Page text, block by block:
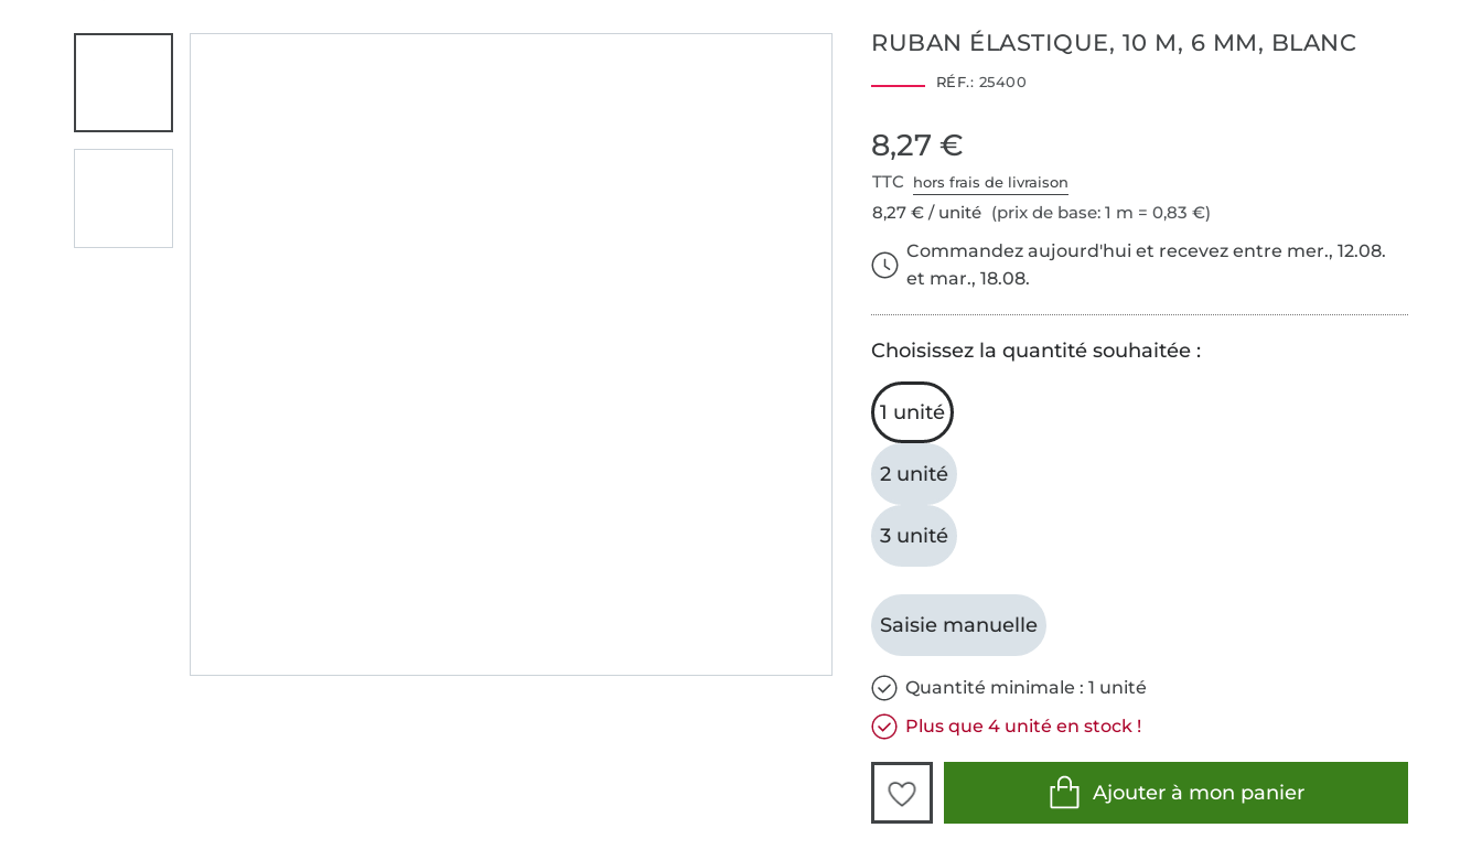
RUBAN ÉLASTIQUE, 10 M, 6 MM, BLANC
RÉF.: 25400
8,27 €
TTC hors frais de livraison
8,27 € / unité (prix de base: 1 m = 0,83 €)
Commandez aujourd'hui et recevez entre mer., 12.08.
et mar., 18.08.
Choisissez la quantité souhaitée :
1 unité
2 unité
3 unité
Saisie manuelle
Quantité minimale : 1 unité
Plus que 4 unité en stock !
Ajouter à mon panier